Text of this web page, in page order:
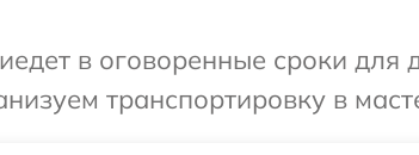
в оговоренные сроки для
транспортировку в